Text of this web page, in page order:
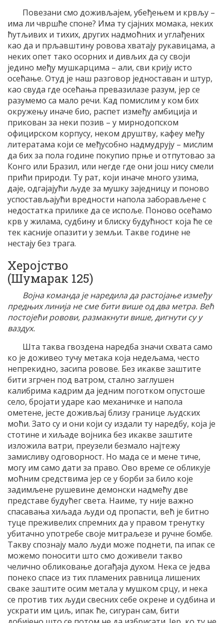
Повезани смо доживљајем, убеђењем и крвљу –
има ли чвршће споне? Има ту сјајних момака, неких
ћутљивих и тихих, других надмоћних и углађених
као да и прљавштину ровова хватају рукавицама, а
неких опет тако осорних и дивљих да су своји
једино међу мушкарцима – али, сви крију исто
осећање. Отуд је наш разговор једноставан и штур,
као свуда где осећања превазилазе разум, јер се
разумемо са мало речи. Кад помислим у ком бих
окружењу иначе био, распет између амбиција и
прикован за неки позив – у мирнодопском
официрском корпусу, неком друштву, кафеу међу
литератама који се међусобно надмудрују – мислим
да бих за пола године покупио прње и отпутовао за
Конго или Бразил, или негде где они још нису смели
прићи природи. Ту рат, који иначе много узима,
даје, одгајајући људе за мушку заједницу и поново
успостављајући вредности напола заборављене с
недостатка прилике да се испоље. Поново осећамо
крв у жилама, судбину и блиску будућност која ће се
тек касније опазити у земљи. Такве године не
нестају без трага.
Херојство
(Шумарак 125)
Војна команда је наредила да растојање између
предњих линија не сме бити више од два метра. Већ
постојећи ровови, размакнути више, дигнути су у
ваздух.
Шта таква гвоздена наредба значи схвата само
ко је доживео тучу метака која недељама, често
непрекидно, засипа ровове. Без икакве заштите
бити згрчен под ватром, стално заглушен
калибрима кадрим да једним поготком опустоше
село, бројати ударе као механичке и напола
ометене, јесте доживљај близу границе људских
моћи. Зато су и они који су издали ту наредбу, која је
стотине и хиљаде војника без икакве заштите
изложила ватри, преузели безмало најтежу
замисливу одговорност. Но мада се и мене тиче,
могу им само дати за право. Ово време се обликује
моћним средствима јер се у борби за било које
задимљене рушевине демонски надмећу две
представе будућег света. Наиме, ту није важно
спасавања хиљада људи од пропасти, већ је битно
туце преживелих спремних да у правом тренутку
убитачно употребе своје митраљезе и ручне бомбе.
Такву спознају мало људи може поднети, па ипак се
можемо поносити што смо доживели такво
челично обликовање догађаја духом. Нека се једва
понеко спасе из тих пламених равница лишених
сваке заштите осим метала у мушком срцу, и нека
се против тих људи свесних себе окрене и судбина и
ускрати им циљ, ипак ће, сигуран сам, бити